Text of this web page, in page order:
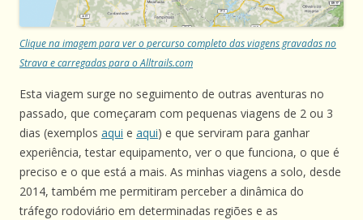
Clique na imagem para ver o percurso completo das viagens gravadas no
Strava e carregadas para o Alltrails.com
Esta viagem surge no seguimento de outras aventuras no
passado, que começaram com pequenas viagens de 2 ou 3
dias (exemplos aqui e aqui) e que serviram para ganhar
experiência, testar equipamento, ver o que funciona, o que é
preciso e o que está a mais. As minhas viagens a solo, desde
2014, também me permitiram perceber a dinâmica do
tráfego rodoviário em determinadas regiões e as